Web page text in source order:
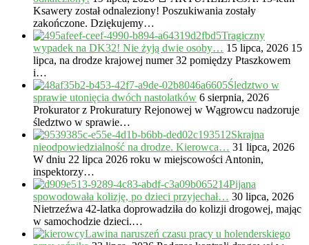
Ksawery został odnaleziony! Poszukiwania zostały
zakończone. Dziękujemy…
Tragiczny
wypadek na DK32! Nie żyją dwie osoby… 15 lipca, 2026 15
lipca, na drodze krajowej numer 32 pomiędzy Ptaszkowem
i…
Śledztwo w
sprawie utonięcia dwóch nastolatków 6 sierpnia, 2026
Prokurator z Prokuratury Rejonowej w Wągrowcu nadzoruje
śledztwo w sprawie…
Skrajna
nieodpowiedzialność na drodze. Kierowca… 31 lipca, 2026
W dniu 22 lipca 2026 roku w miejscowości Antonin,
inspektorzy…
Pijana
spowodowała kolizję, po dzieci przyjechał… 30 lipca, 2026
Nietrzeźwa 42-latka doprowadziła do kolizji drogowej, mając
w samochodzie dzieci.…
Lawina naruszeń czasu pracy u holenderskiego